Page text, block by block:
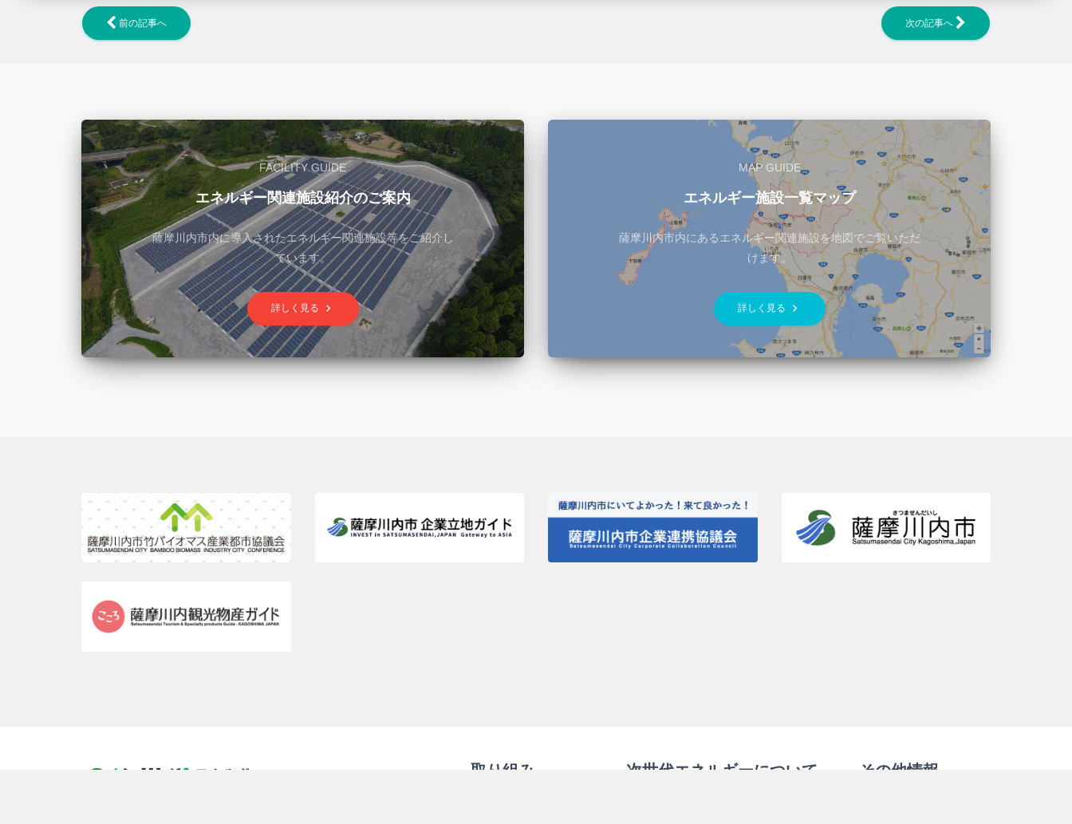
前の記事へ 次の記事へ
FACILITY GUIDE
エネルギー関連施設紹介のご案内
薩摩川内市内に導入されたエネルギー関連施設等をご紹介し
ています。
詳しく見る keyboard_arrow_right
MAP GUIDE
エネルギー施設一覧マップ
薩摩川内市内にあるエネルギー関連施設を地図でご覧いただ
けます。
詳しく見る keyboard_arrow_right
取り組み 次世代エネルギーについて その他情報